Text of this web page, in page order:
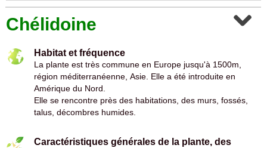
Chélidoine
Habitat et fréquence
La plante est très commune en Europe jusqu'à 1500m,
région méditerranéenne, Asie. Elle a été introduite en
Amérique du Nord.
Elle se rencontre près des habitations, des murs, fossés,
talus, décombres humides.
Caractéristiques générales de la plante, des